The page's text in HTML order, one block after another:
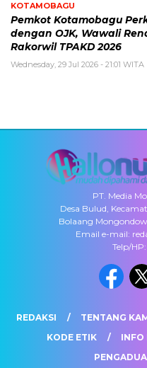
KOTAMOBAGU
Pemkot Kotamobagu
dengan OJK, Wawali
Rakorwil TPAKD 2026
Wednesday, 29 Jul 2026 - 21:01 WITA
PT. Media
Desa Bulud,
Bolaang
Email e-mail:
Telp/
REDAKSI TENTANG
KODE ETIK
INFO